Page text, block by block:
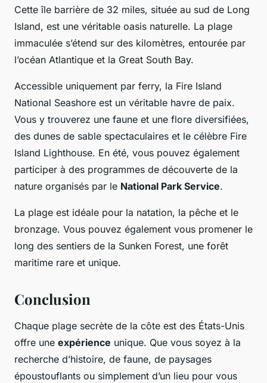
Cette île barrière de 32 miles, située au sud de Long
Island, est une véritable oasis naturelle. La plage
immaculée s’étend sur des kilomètres, entourée par
l’océan Atlantique et la Great South Bay.
Accessible uniquement par ferry, la Fire Island
National Seashore est un véritable havre de paix.
Vous y trouverez une faune et une flore diversifiées,
des dunes de sable spectaculaires et le célèbre Fire
Island Lighthouse. En été, vous pouvez également
participer à des programmes de découverte de la
nature organisés par le National Park Service.
La plage est idéale pour la natation, la pêche et le
bronzage. Vous pouvez également vous promener le
long des sentiers de la Sunken Forest, une forêt
maritime rare et unique.
Conclusion
Chaque plage secrète de la côte est des États-Unis
offre une expérience unique. Que vous soyez à la
recherche d’histoire, de faune, de paysages
époustouflants ou simplement d’un lieu pour vous